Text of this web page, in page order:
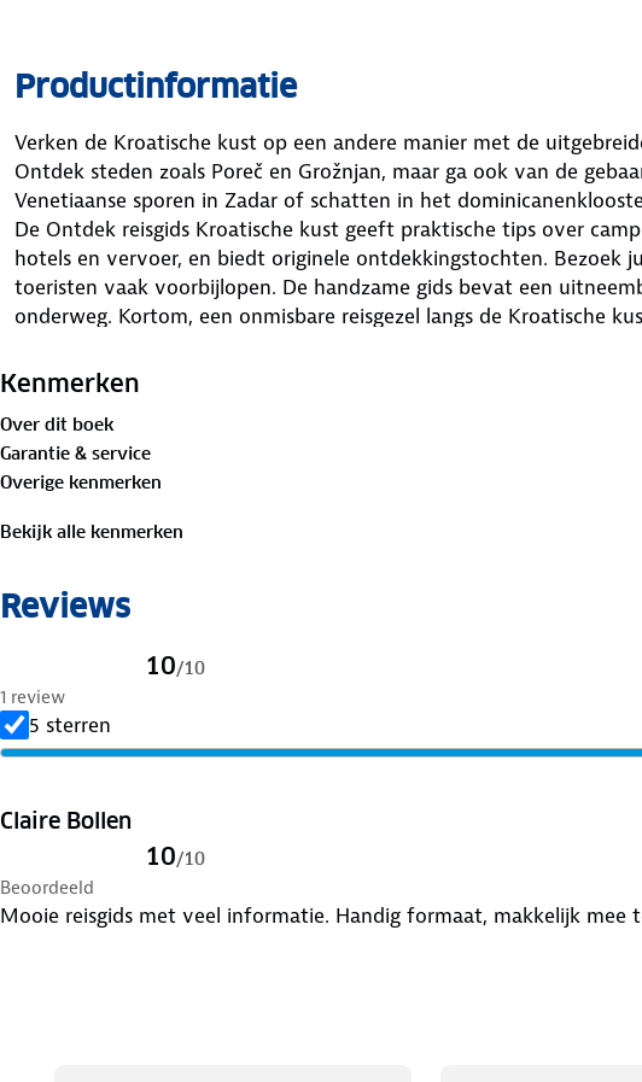
Productinformatie
Verken de Kroatische kust op een andere manier met de
Ontdek steden zoals Poreč en Grožnjan, maar ga ook van de
Venetiaanse sporen in Zadar of schatten in het
De Ontdek reisgids Kroatische kust geeft praktische tips over
hotels en vervoer, en biedt originele ontdekkingstochten. Bezoek
toeristen vaak voorbijlopen. De handzame gids bevat een
onderweg. Kortom, een onmisbare reisgezel langs de Kroatische
Kenmerken
Over dit boek
Garantie & service
Overige kenmerken
Bekijk alle kenmerken
Reviews
10/10
1 review
5 sterren
Claire Bollen
10/10
Beoordeeld
Mooie reisgids met veel informatie. Handig formaat, makkelijk mee